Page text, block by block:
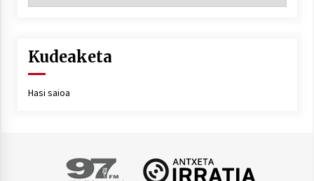
Kudeaketa
Hasi saioa